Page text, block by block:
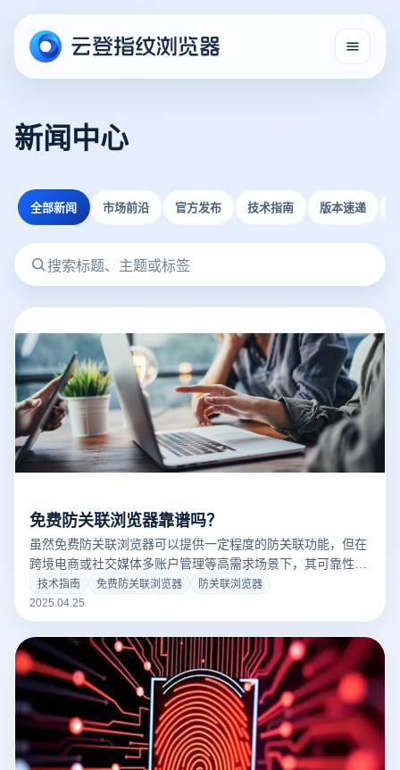
新闻中心
全部新闻 市场前沿 官方发布 技术指南 版本速递
免费防关联浏览器靠谱吗？
虽然免费防关联浏览器可以提供一定程度的防关联功能，但在
跨境电商或社交媒体多账户管理等高需求场景下，其可靠性和
安全性往往存在问题。以下是免费防关联浏览器与云登防关联
浏览器的对比：
技术指南 免费防关联浏览器
防关联浏览器
2025.04.25